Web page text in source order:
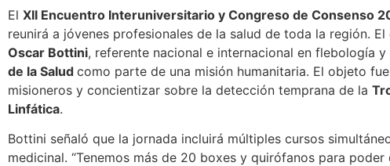
El XII Encuentro Interuniversitario y Congreso de Consenso
reunirá a jóvenes profesionales de la salud de toda la región.
Oscar Bottini, referente nacional e internacional en flebología
de la Salud como parte de una misión humanitaria. El objeto
misioneros y concientizar sobre la detección temprana de la
Linfática.
Bottini señaló que la jornada incluirá múltiples cursos
medicinal. “Tenemos más de 20 boxes y quirófanos para